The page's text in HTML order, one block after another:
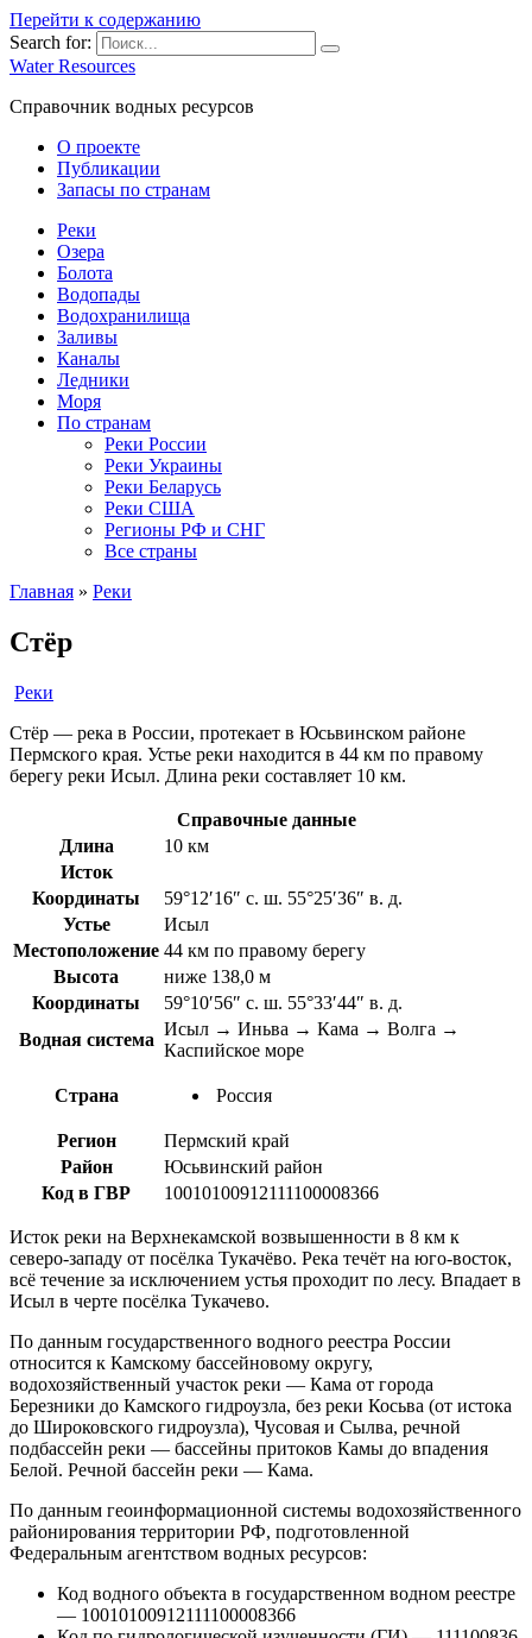
Перейти к содержанию
Search for:
Water Resources
Справочник водных ресурсов
О проекте
Публикации
Запасы по странам
Реки
Озера
Болота
Водопады
Водохранилища
Заливы
Каналы
Ледники
Моря
По странам
Реки России
Реки Украины
Реки Беларусь
Реки США
Регионы РФ и СНГ
Все страны
Главная » Реки
Стёр
Реки
Стёр — река в России, протекает в Юсьвинском районе
Пермского края. Устье реки находится в 44 км по правому
берегу реки Исыл. Длина реки составляет 10 км.
Справочные данные
Длина
10 км
Исток
Координаты
59°12′16″ с. ш. 55°25′36″ в. д.
Устье
Исыл
Местоположение 44 км по правому берегу
Высота
ниже 138,0 м
Координаты
59°10′56″ с. ш. 55°33′44″ в. д.
Водная система
Исыл → Иньва → Кама → Волга →
Каспийское море
Страна Россия
Регион
Пермский край
Район
Юсьвинский район
Код в ГВР
10010100912111100008366
Исток реки на Верхнекамской возвышенности в 8 км к
северо-западу от посёлка Тукачёво. Река течёт на юго-восток,
всё течение за исключением устья проходит по лесу. Впадает в
Исыл в черте посёлка Тукачево.
По данным государственного водного реестра России
относится к Камскому бассейновому округу,
водохозяйственный участок реки — Кама от города
Березники до Камского гидроузла, без реки Косьва (от истока
до Широковского гидроузла), Чусовая и Сылва, речной
подбассейн реки — бассейны притоков Камы до впадения
Белой. Речной бассейн реки — Кама.
По данным геоинформационной системы водохозяйственного
районирования территории РФ, подготовленной
Федеральным агентством водных ресурсов:
Код водного объекта в государственном водном реестре
— 10010100912111100008366